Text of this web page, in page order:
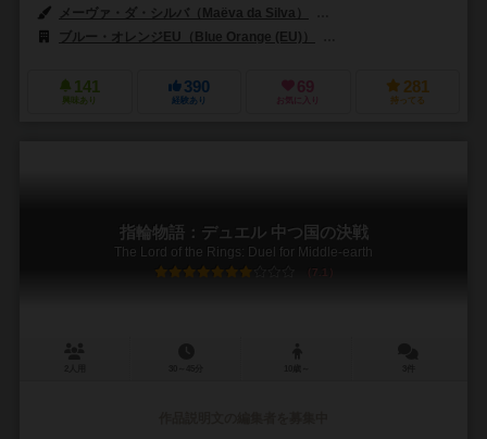
メーヴァ・ダ・シルバ（Maëva da Silva）
ブルー・オレンジEU（Blue Orange (EU)）
141
興味あり
390
経験あり
69
お気に入り
281
持ってる
指輪物語：デュエル 中つ国の決戦
The Lord of the Rings: Duel for Middle-earth
7.1